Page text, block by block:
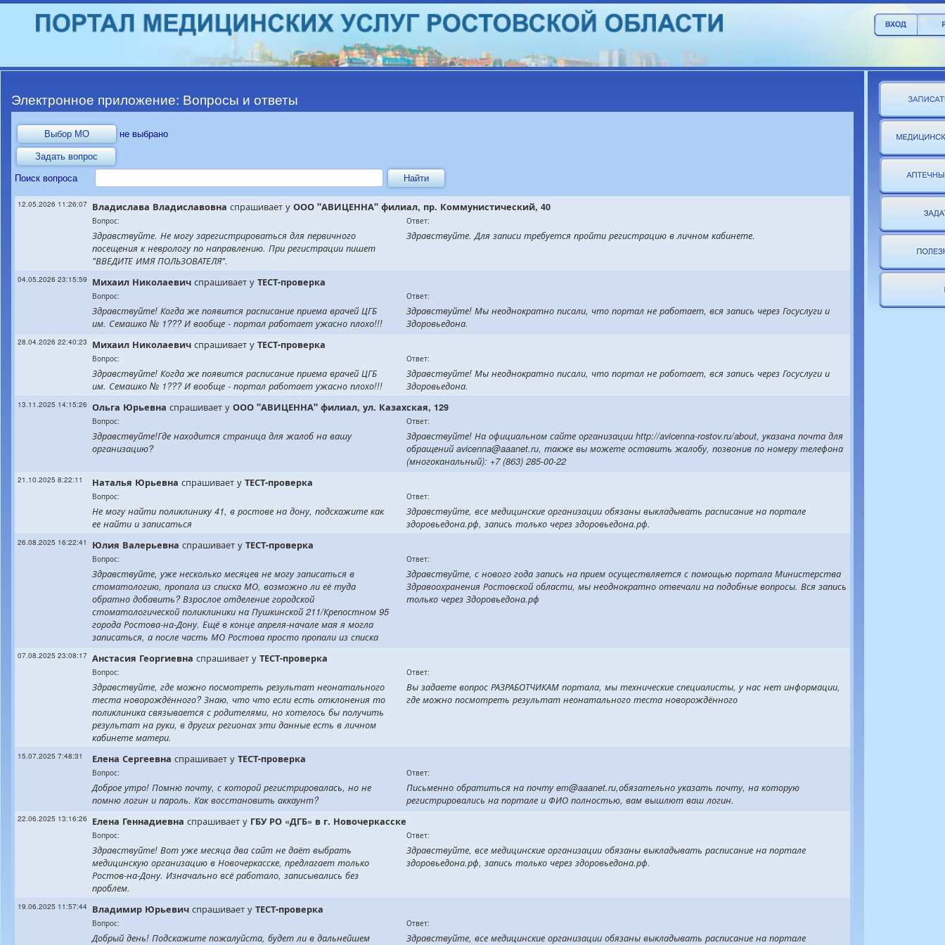
Электронное приложение: Вопросы и ответы
не выбрано
Поиск вопроса
12.05.2026 11:26:07 Владислава Владиславовна спрашивает у ООО "АВИЦЕННА" филиал, пр. Коммунистический, 40
Вопрос: Ответ:
Здравствуйте. Не могу зарегистрироваться для первичного
посещения к неврологу по направлению. При регистрации пишет
"ВВЕДИТЕ ИМЯ ПОЛЬЗОВАТЕЛЯ".
Здравствуйте. Для записи требуется пройти регистрацию в личном кабинете.
04.05.2026 23:15:59 Михаил Николаевич спрашивает у ТЕСТ-проверка
Вопрос: Ответ:
Здравствуйте! Когда же появится расписание приема врачей ЦГБ
им. Семашко № 1??? И вообще - портал работает ужасно плохо!!!
Здравствуйте! Мы неоднократно писали, что портал не работает, вся запись через Госуслуги и
Здоровьедона.
28.04.2026 22:40:23 Михаил Николаевич спрашивает у ТЕСТ-проверка
Вопрос: Ответ:
Здравствуйте! Когда же появится расписание приема врачей ЦГБ
им. Семашко № 1??? И вообще - портал работает ужасно плохо!!!
Здравствуйте! Мы неоднократно писали, что портал не работает, вся запись через Госуслуги и
Здоровьедона.
13.11.2025 14:15:26 Ольга Юрьевна спрашивает у ООО "АВИЦЕННА" филиал, ул. Казахская, 129
Вопрос: Ответ:
Здравствуйте!Где находится страница для жалоб на вашу
организацию?
Здравствуйте! На официальном сайте организации http://avicenna-rostov.ru/about, указана почта для
обращений avicenna@aaanet.ru, также вы можете оставить жалобу, позвонив по номеру телефона
(многоканальный): +7 (863) 285-00-22
21.10.2025 8:22:11 Наталья Юрьевна спрашивает у ТЕСТ-проверка
Вопрос: Ответ:
Не могу найти поликлинику 41, в ростове на дону, подскажите как
ее найти и записаться
Здравствуйте, все медицинские организации обязаны выкладывать расписание на портале
здоровьедона.рф, запись только через здоровьедона.рф.
26.08.2025 16:22:41 Юлия Валерьевна спрашивает у ТЕСТ-проверка
Вопрос: Ответ:
Здравствуйте, уже несколько месяцев не могу записаться в
стоматологию, пропала из списка МО, возможно ли её туда
обратно добавить? Взрослое отделение городской
стоматологической поликлиники на Пушкинской 211/Крепостном 95
города Ростова-на-Дону. Ещё в конце апреля-начале мая я могла
записаться, а после часть МО Ростова просто пропали из списка
Здравствуйте, с нового года запись на прием осуществляется с помощью портала Министерства
Здравоохранения Ростовской области, мы неоднократно отвечали на подобные вопросы. Вся запись
только через Здоровьедона.рф
07.08.2025 23:08:17 Анстасия Георгиевна спрашивает у ТЕСТ-проверка
Вопрос: Ответ:
Здравствуйте, где можно посмотреть результат неонатального
теста новорождённого? Знаю, что что если есть отклонения то
поликлиника связывается с родителями, но хотелось бы получить
результат на руки, в других регионах эти данные есть в личном
кабинете матери.
Вы задаете вопрос РАЗРАБОТЧИКАМ портала, мы технические специалисты, у нас нет информации,
где можно посмотреть результат неонатального теста новорождённого
15.07.2025 7:48:31 Елена Сергеевна спрашивает у ТЕСТ-проверка
Вопрос: Ответ:
Доброе утро! Помню почту, с которой регистрировалась, но не
помню логин и пароль. Как восстановить аккаунт?
Письменно обратиться на почту em@aaanet.ru,обязательно указать почту, на которую
регистрировались на портале и ФИО полностью, вам вышлют ваш логин.
22.06.2025 13:16:26 Елена Геннадиевна спрашивает у ГБУ РО «ДГБ» в г. Новочеркасске
Вопрос: Ответ:
Здравствуйте! Вот уже месяца два сайт не даёт выбрать
медицинскую организацию в Новочеркасске, предлагает только
Ростов-на-Дону. Изначально всё работало, записывались без
проблем.
Здравствуйте, все медицинские организации обязаны выкладывать расписание на портале
здоровьедона.рф, запись только через здоровьедона.рф.
19.06.2025 11:57:44 Владимир Юрьевич спрашивает у ТЕСТ-проверка
Вопрос: Ответ:
Добрый день! Подскажите пожалуйста, будет ли в дальнейшем
Здравствуйте, все медицинские организации обязаны выкладывать расписание на портале